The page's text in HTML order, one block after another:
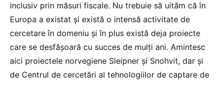
inclusiv prin măsuri fiscale. Nu trebuie să uităm că în
Europa a existat și există o intensă activitate de
cercetare în domeniu și în plus există deja proiecte
care se desfășoară cu succes de mulți ani. Amintesc
aici proiectele norvegiene Sleipner și Snohvit, dar și
de Centrul de cercetări al tehnologiilor de captare de